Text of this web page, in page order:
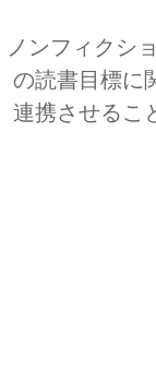
ノンフィクシ
の読書目標に
連携させるこ